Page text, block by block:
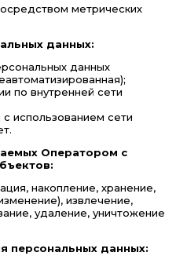
метрических
данных:
данных
по внутренней сети
использованием сети
Оператором с
накопление, хранение,
извлечение,
удаление, уничтожение
персональных данных: